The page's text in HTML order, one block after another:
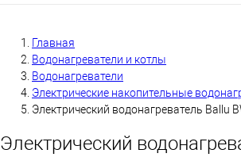
Главная
Водонагреватели и котлы
Водонагреватели
Электрические накопительные
Электрический водонагреватель Ballu
Электрический